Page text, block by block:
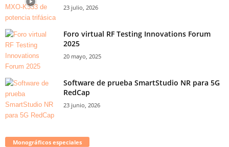
23 julio, 2026
Foro virtual RF Testing Innovations Forum
2025
20 mayo, 2025
Software de prueba SmartStudio NR para 5G
RedCap
23 junio, 2026
Monográficos especiales